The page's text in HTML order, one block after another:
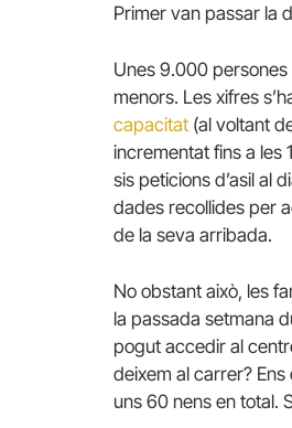
Primer van passar la
Unes 9.000 persones
menors. Les xifres
capacitat (al voltant
incrementat fins a les
sis peticions d’asil al
dades recollides per
de la seva arribada.
No obstant això, les
la passada setmana
pogut accedir al
deixem al carrer?
uns 60 nens en total.